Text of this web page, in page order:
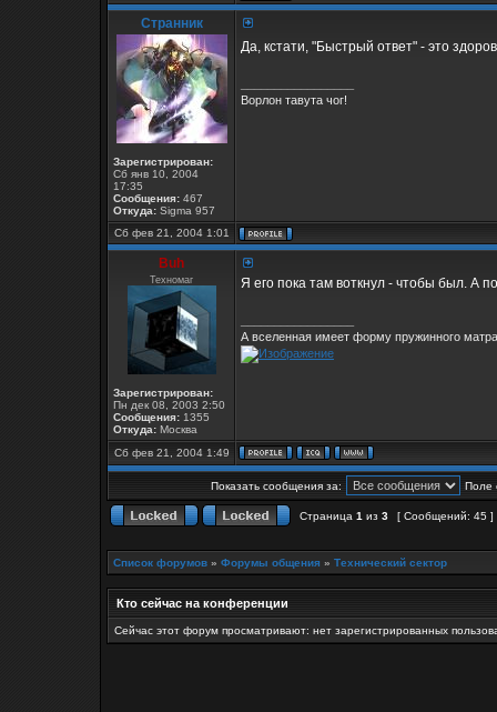
Странник
Зарегистрирован:
Сб янв 10, 2004
17:35
Сообщения: 467
Откуда: Sigma 957
Да, кстати, "Быстрый ответ" - это
Ворлон тавута чог!
Сб фев 21, 2004 1:01
Buh
Техномаг
Зарегистрирован:
Пн дек 08, 2003 2:50
Сообщения: 1355
Откуда: Москва
Я его пока там воткнул - чтобы был. А
А вселенная имеет форму пружинного
Сб фев 21, 2004 1:49
Показать сообщения за: Поле
Страница 1 из 3 [ Сообщений: 45 ]
Список форумов » Форумы общения » Технический сектор
Кто сейчас на конференции
Сейчас этот форум просматривают: нет зарегистрированных